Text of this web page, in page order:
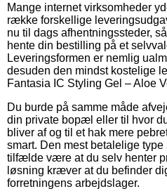
Mange internet virksomheder
række forskellige
nu til dags afhentningssteder,
hente din bestilling på et
Leveringsformen er nemlig
desuden den mindst kostelige
Fantasia IC Styling Gel – Aloe
Du burde på samme måde
din private bopæl eller til hvor
bliver af og til et hak mere
smart. Den mest betalelige
tilfælde være at du selv henter
løsning kræver at du befinder
forretningens arbejdslager.